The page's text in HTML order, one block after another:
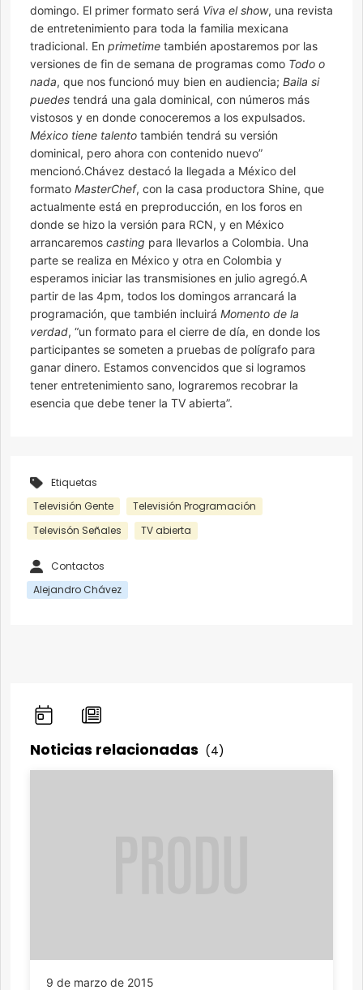
domingo. El primer formato será Viva el show, una revista
de entretenimiento para toda la familia mexicana
tradicional. En primetime también apostaremos por las
versiones de fin de semana de programas como Todo o
nada, que nos funcionó muy bien en audiencia; Baila si
puedes tendrá una gala dominical, con números más
vistosos y en donde conoceremos a los expulsados.
México tiene talento también tendrá su versión
dominical, pero ahora con contenido nuevo”
mencionó.Chávez destacó la llegada a México del
formato MasterChef, con la casa productora Shine, que
actualmente está en preproducción, en los foros en
donde se hizo la versión para RCN, y en México
arrancaremos casting para llevarlos a Colombia. Una
parte se realiza en México y otra en Colombia y
esperamos iniciar las transmisiones en julio agregó.A
partir de las 4pm, todos los domingos arrancará la
programación, que también incluirá Momento de la
verdad, “un formato para el cierre de día, en donde los
participantes se someten a pruebas de polígrafo para
ganar dinero. Estamos convencidos que si logramos
tener entretenimiento sano, lograremos recobrar la
esencia que debe tener la TV abierta”.
Etiquetas
Televisión Gente
Televisión Programación
Televisón Señales
TV abierta
Contactos
Alejandro Chávez
Noticias relacionadas (4)
9 de marzo de 2015